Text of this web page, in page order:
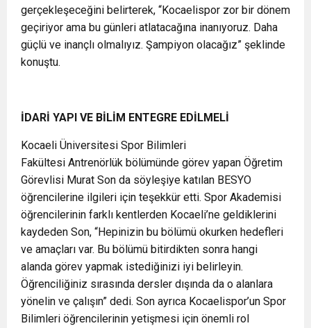
gerçekleşeceğini belirterek, “Kocaelispor zor bir dönem
geçiriyor ama bu günleri atlatacağına inanıyoruz. Daha
güçlü ve inançlı olmalıyız. Şampiyon olacağız” şeklinde
konuştu.
İDARİ YAPI VE BİLİM ENTEGRE EDİLMELİ
Kocaeli Üniversitesi Spor Bilimleri
Fakültesi Antrenörlük bölümünde görev yapan Öğretim
Görevlisi Murat Son da söyleşiye katılan BESYO
öğrencilerine ilgileri için teşekkür etti. Spor Akademisi
öğrencilerinin farklı kentlerden Kocaeli’ne geldiklerini
kaydeden Son, “Hepinizin bu bölümü okurken hedefleri
ve amaçları var. Bu bölümü bitirdikten sonra hangi
alanda görev yapmak istediğinizi iyi belirleyin.
Öğrenciliğiniz sırasında dersler dışında da o alanlara
yönelin ve çalışın” dedi. Son ayrıca Kocaelispor’un Spor
Bilimleri öğrencilerinin yetişmesi için önemli rol